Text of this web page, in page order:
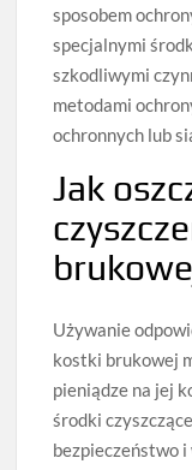
sposobem
specjalnymi
szkodliwymi
metodami
ochronnych lub
Jak
Używanie
kostki brukowej
pieniądze na jej
środki
bezpieczeństwo i